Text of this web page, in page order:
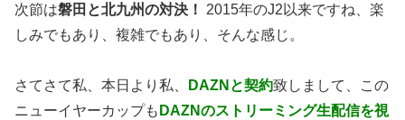
次節は磐田と北九州の対決！
2015年のJ2以来ですね、楽
しみでもあり、複雑でもあり、そんな感じ。
さてさて私、本日より私、 DAZNと契約致しまして、この
ニューイヤーカップも DAZNのストリーミング生配信を視